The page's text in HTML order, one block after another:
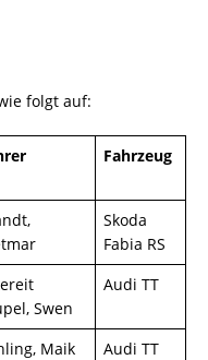
folgt auf:
Fahrzeug
Skoda
Fabia RS
Swen
Audi TT
Maik
Audi TT